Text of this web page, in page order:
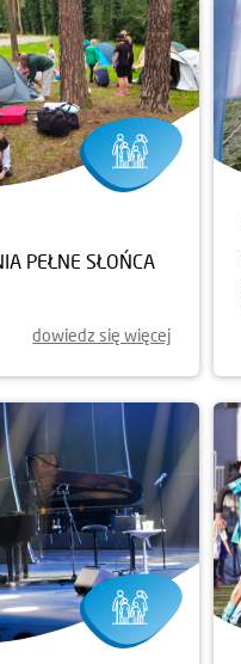
PEŁNE SŁOŃCA
dowiedz się więcej